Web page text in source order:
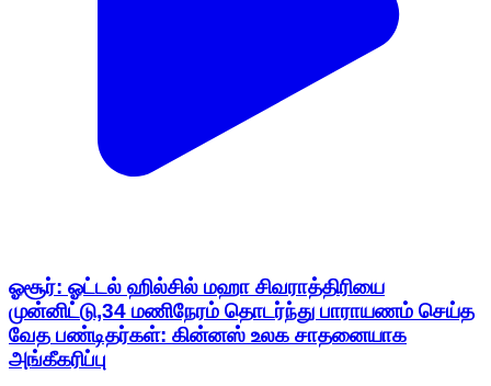
ஓசூர்: ஓட்டல் ஹில்சில் மஹா சிவராத்திரியை
முன்னிட்டு,34 மணிநேரம் தொடர்ந்து பாராயணம் செய்த
வேத பண்டிதர்கள்: கின்னஸ் உலக சாதனையாக
அங்கீகரிப்பு